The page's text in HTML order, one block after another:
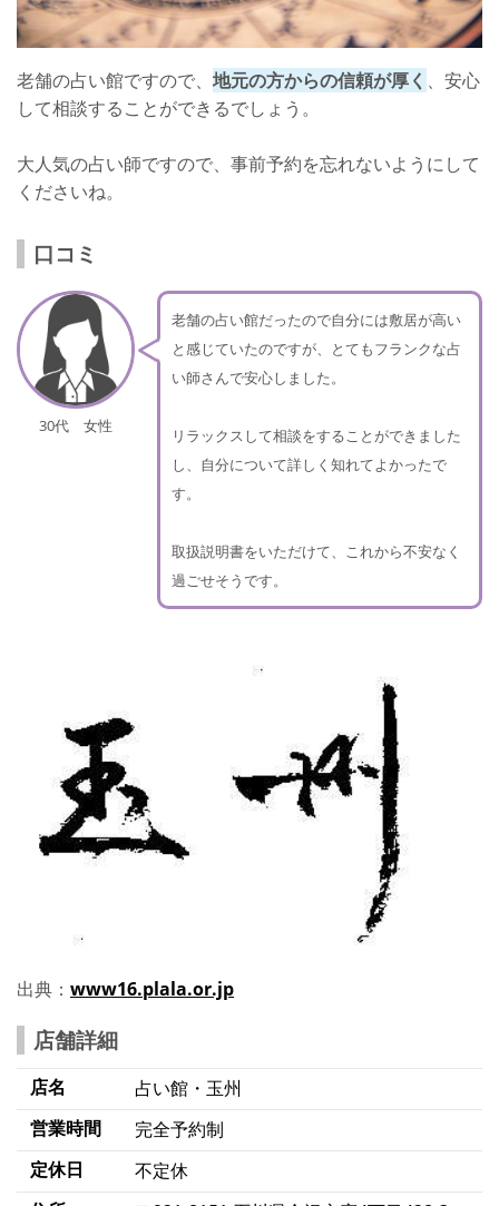
老舗の占い館ですので、 地元の方からの信頼が厚く 、安心
して相談することができるでしょう。
大人気の占い師ですので、事前予約を忘れないようにして
くださいね。
口コミ
30代 女性
老舗の占い館だったので自分には敷居が高い
と感じていたのですが、とてもフランクな占
い師さんで安心しました。
リラックスして相談をすることができました
し、自分について詳しく知れてよかったで
す。
取扱説明書をいただけて、これから不安なく
過ごせそうです。
出典： www16.plala.or.jp
店舗詳細
店名
占い館・玉州
営業時間
完全予約制
定休日
不定休